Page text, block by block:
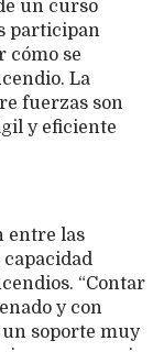
un curso
participan
cómo se
La
fuerzas son
y eficiente
entre las
“Contar
y con
soporte muy